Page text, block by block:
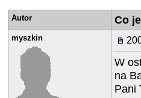
Autor Co
myszkin
W
na
Pani